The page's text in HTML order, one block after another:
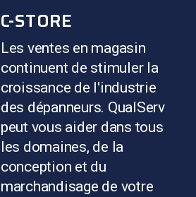
C-STORE
Les ventes en magasin
continuent de stimuler la
croissance de l'industrie
des dépanneurs. QualServ
peut vous aider dans tous
les domaines, de la
conception et du
marchandisage de votre